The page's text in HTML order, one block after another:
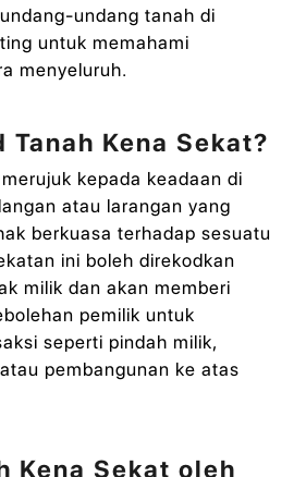
undang tanah di
untuk memahami
menyeluruh.
Tanah Kena Sekat?
kepada keadaan di
atau larangan yang
berkuasa terhadap sesuatu
ini boleh direkodkan
milik dan akan memberi
pemilik untuk
seperti pindah milik,
pembangunan ke atas
Kena Sekat oleh